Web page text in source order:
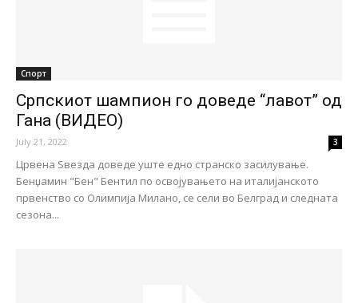
Спорт
Српскиот шампион го доведе “лавот” од
Гана (ВИДЕО)
July 21, 2022 3
Црвена Ѕвезда доведе уште едно странско засилување.
Бенџамин "Бен" Бентил по освојувањето на италијанското
првенство со Олимпија Милано, се сели во Белград и следната
сезона...